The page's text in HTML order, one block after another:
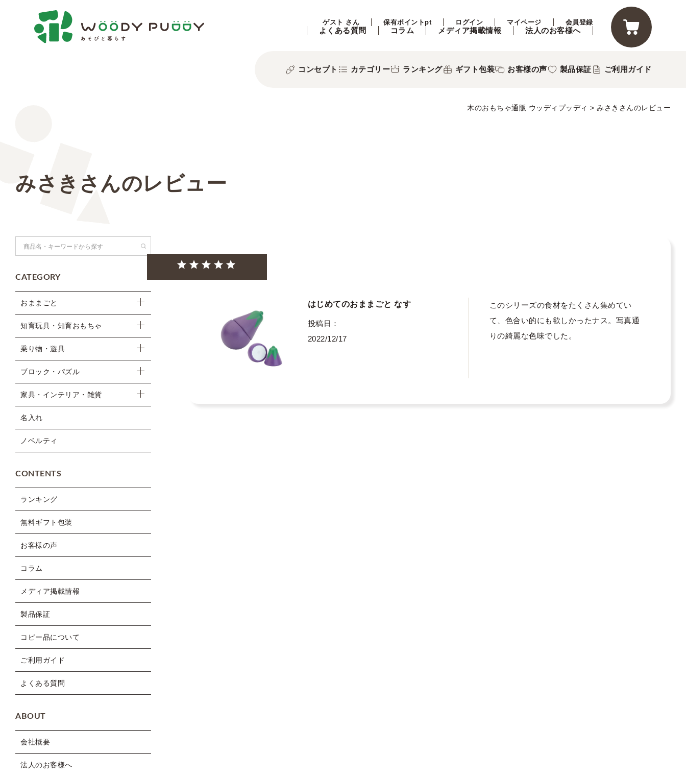
ゲスト さん 保有ポイントpt ログイン マイページ 会員登録
よくある質問 コラム メディア掲載情報 法人のお客様へ
コンセプト カテゴリー ランキング ギフト包装 お客様の声 製品保証 ご利用ガイド
木のおもちゃ通販 ウッディプッディ みさきさんのレビュー
みさきさんのレビュー
CATEGORY
おままごと
知育玩具・知育おもちゃ
乗り物・遊具
ブロック・パズル
家具・インテリア・雑貨
名入れ
ノベルティ
CONTENTS
ランキング
無料ギフト包装
お客様の声
コラム
メディア掲載情報
製品保証
コピー品について
ご利用ガイド
よくある質問
ABOUT
会社概要
法人のお客様へ
はじめてのおままごと なす
投稿日
2022/12/17
このシリーズの食材をたくさん集めてい
て、色合い的にも欲しかったナス。写真通
りの綺麗な色味でした。